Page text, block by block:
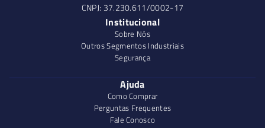
CNPJ: 37.230.611/0002-17
Institucional
Sobre Nós
Outros Segmentos Industriais
Segurança
Ajuda
Como Comprar
Perguntas Frequentes
Fale Conosco